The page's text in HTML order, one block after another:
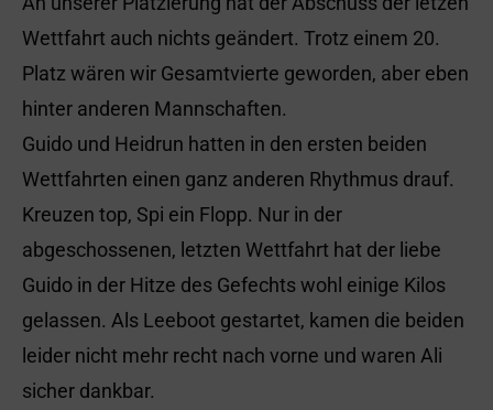
Wettfahrt auch nichts geändert. Trotz einem 20.
Platz wären wir Gesamtvierte geworden, aber eben
hinter anderen Mannschaften.
Guido und Heidrun hatten in den ersten beiden
Wettfahrten einen ganz anderen Rhythmus drauf.
Kreuzen top, Spi ein Flopp. Nur in der
abgeschossenen, letzten Wettfahrt hat der liebe
Guido in der Hitze des Gefechts wohl einige Kilos
gelassen. Als Leeboot gestartet, kamen die beiden
leider nicht mehr recht nach vorne und waren Ali
sicher dankbar.